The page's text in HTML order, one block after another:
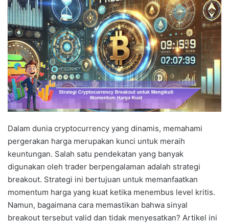
Dalam dunia cryptocurrency yang dinamis, memahami
pergerakan harga merupakan kunci untuk meraih
keuntungan. Salah satu pendekatan yang banyak
digunakan oleh trader berpengalaman adalah strategi
breakout. Strategi ini bertujuan untuk memanfaatkan
momentum harga yang kuat ketika menembus level kritis.
Namun, bagaimana cara memastikan bahwa sinyal
breakout tersebut valid dan tidak menyesatkan? Artikel ini